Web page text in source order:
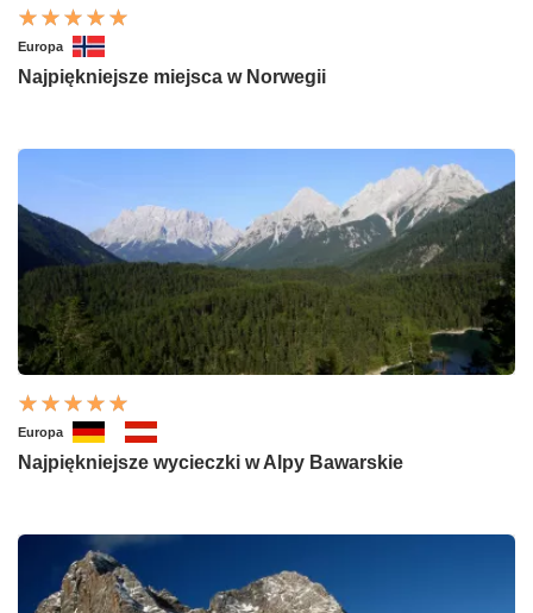
Europa
Najpiękniejsze miejsca w Norwegii
Europa
Najpiękniejsze wycieczki w Alpy Bawarskie